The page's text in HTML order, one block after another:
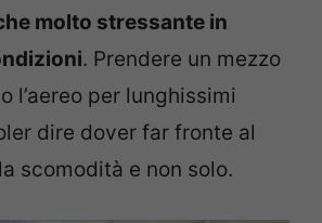
molto stressante in
. Prendere un mezzo
l’aereo per lunghissimi
dire dover far fronte al
scomodità e non solo.